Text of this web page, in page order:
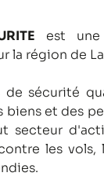
est
la région de La
de sécurité
biens et des
secteur
les vols,